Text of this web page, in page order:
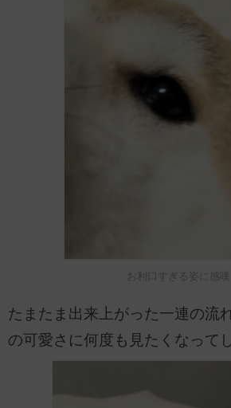
お利口すぎる姿に感嘆
たまたま出来上がった一連の流
の可愛さに何度も見たくなって